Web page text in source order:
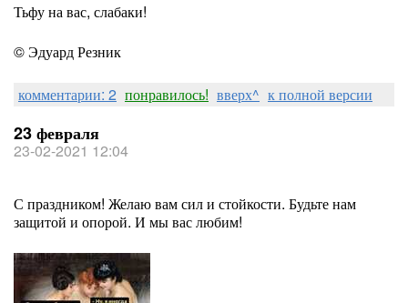
Тьфу на вас, слабаки!
© Эдуард Резник
комментарии: 2 понравилось! вверх^ к полной версии
23 февраля
23-02-2021 12:04
С праздником! Желаю вам сил и стойкости. Будьте нам
защитой и опорой. И мы вас любим!